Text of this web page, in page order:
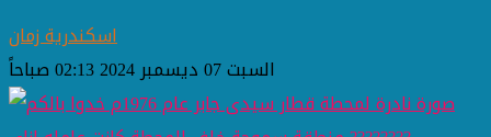
اسكندرية زمان
السبت 07 ديسمبر 2024 02:13 صباحاً